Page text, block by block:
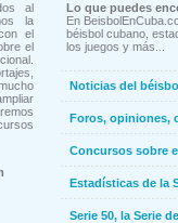
al
la
el
el
Lo que puedes
En
béisbol cubano,
los juegos y más...
Noticias del
Foros, opiniones,
Concursos sobre
Estadísticas de la
Serie 50, la Serie